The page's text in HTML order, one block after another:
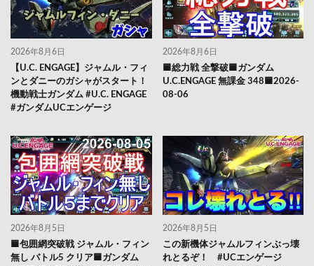
2026年8月6日
【U.C. ENGAGE】ジャムル・フィ
ンとダニーのガシャがスタート！
機動戦士ガンダム #U.C. ENGAGE
#ガンダムUCエンゲージ
2026年8月6日
🟦総力戦 全撃破🟦ガンダム
U.C.ENGAGE 無課金 348🟦2026-
08-06
2026年8月5日
🟦包囲網突破戦 ジャムル・フィン
無し バトル5 クリア🟦ガンダム
2026年8月5日
この新機体ジャムルフィンぶっ壊
れとるぞ！ #UCエンゲージ